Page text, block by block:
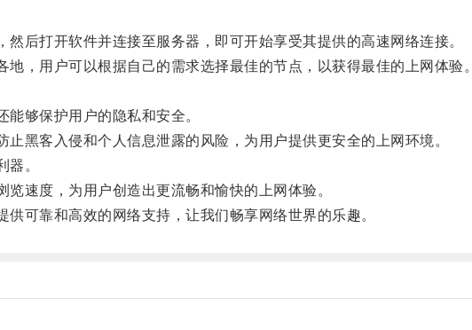
打开软件并连接至服务器，即可开始享受其提供的高速网络连接。
用户可以根据自己的需求选择最佳的节点，以获得最佳的上网体验。
够保护用户的隐私和安全。
客入侵和个人信息泄露的风险，为用户提供更安全的上网环境。
。
速度，为用户创造出更流畅和愉快的上网体验。
靠和高效的网络支持，让我们畅享网络世界的乐趣。